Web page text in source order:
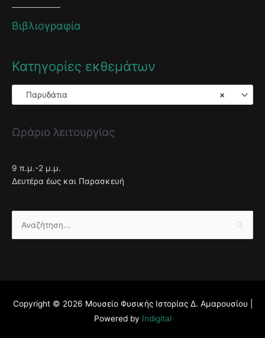
Βιβλιογραφία
Κατηγορίες εκθεμάτων
×
Παρυδάτια
Ωράριο λειτουργίας
9 π.μ.-2 μ.μ.
Δευτέρα έως και Παρασκευή
Αναζήτηση
για:
Copyright © 2026 Μουσείο Φυσικής Ιστορίας Δ. Αμαρουσίου
Powered by Indigital